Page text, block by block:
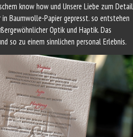
know how und Unsere Liebe zum Detail
Baumwolle-Papier gepresst. so entstehen
Optik und Haptik. Das
so zu einem sinnlichen personal Erlebnis.